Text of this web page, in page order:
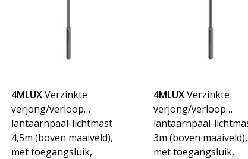
4MLUX Verzinkte
verjong/verloop
lantaarnpaal-lichtmast
4,5m (boven maaiveld),
met toegangsluik,
4MLUXVerzinkte
verjong/verloop
lantaarnpaal-
3m (boven maaiveld),
met toegangsluik,